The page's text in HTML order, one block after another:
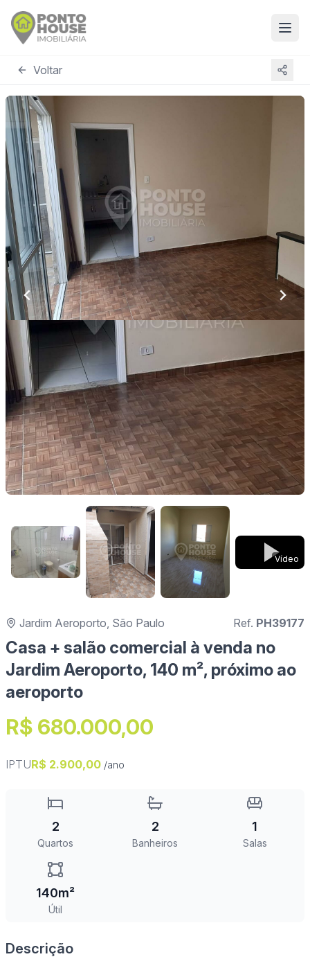
Voltar
Vídeo
Jardim Aeroporto, São Paulo Ref. PH39177
Casa + salão comercial à venda no
Jardim Aeroporto, 140 m², próximo ao
aeroporto
R$ 680.000,00
IPTUR$ 2.900,00 /ano
2
Quartos
2
Banheiros
1
Salas
140m²
Útil
Descrição